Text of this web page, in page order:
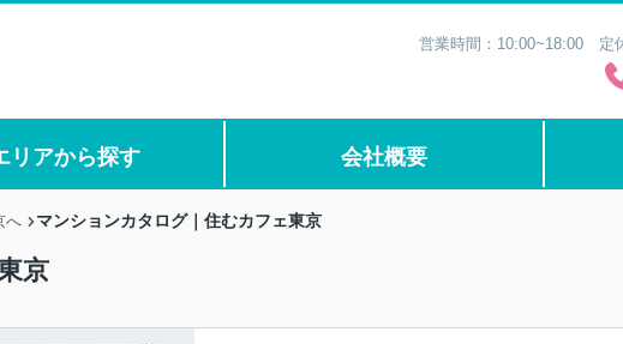
営業時間：10:00~18:00 定
リアから探す 会社概要
へ マンションカタログ｜住むカフェ東京
京